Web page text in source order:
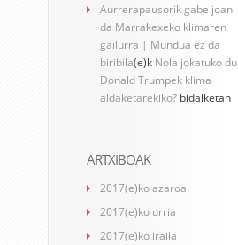
Aurrerapausorik gabe joan
da Marrakexeko klimaren
gailurra | Mundua ez da
biribila(e)k Nola jokatuko du
Donald Trumpek klima
aldaketarekiko? bidalketan
ARTXIBOAK
2017(e)ko azaroa
2017(e)ko urria
2017(e)ko iraila